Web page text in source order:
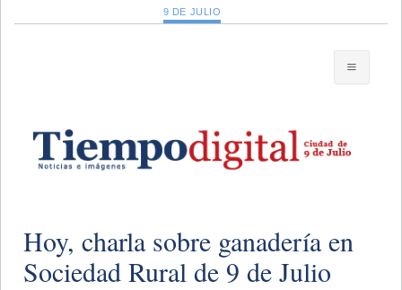
9 DE JULIO
Hoy, charla sobre ganadería en
Sociedad Rural de 9 de Julio